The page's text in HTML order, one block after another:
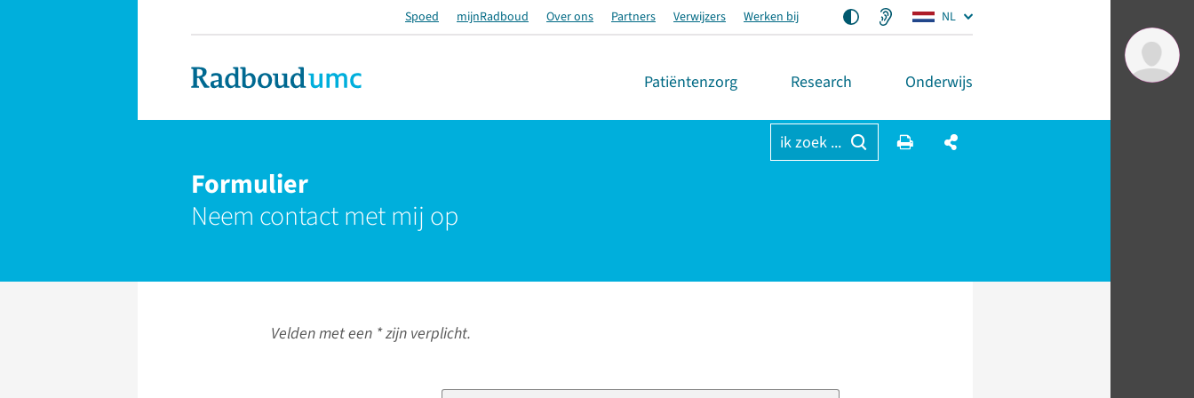
Spoed mijnRadboud Over ons Partners Verwijzers Werken bij NL
Patiëntenzorg Research Onderwijs
ik zoek ...
Formulier
Neem contact met mij op
Velden met een * zijn verplicht.